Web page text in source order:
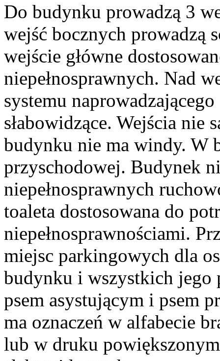
Do budynku prowadzą 3
wejść bocznych prowadzą
wejście główne
niepełnosprawnych. Nad
systemu
słabowidzące. Wejścia nie
budynku nie ma windy. W
przyschodowej. Budynek
niepełnosprawnych
toaleta dostosowana do
niepełnosprawnościami.
miejsc parkingowych dla
budynku i wszystkich jego
psem asystującym i psem
ma oznaczeń w alfabecie
lub w druku